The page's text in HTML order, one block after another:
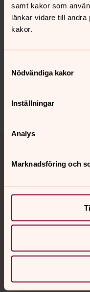
samt kakor som
länkar vidare till
kakor.
Nödvändiga kakor
Inställningar
Analys
Marknadsföring och
innehåll?
Dela
Tillbaka till toppen
Tillbaka till innehållet
Kontakt
Kalender
Hitta snabbt